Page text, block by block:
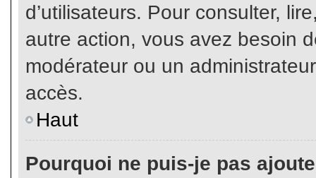
d’utilisateurs. Pour consulter,
autre action, vous avez besoin
modérateur ou un
accès.
Haut
Pourquoi ne puis-je pas